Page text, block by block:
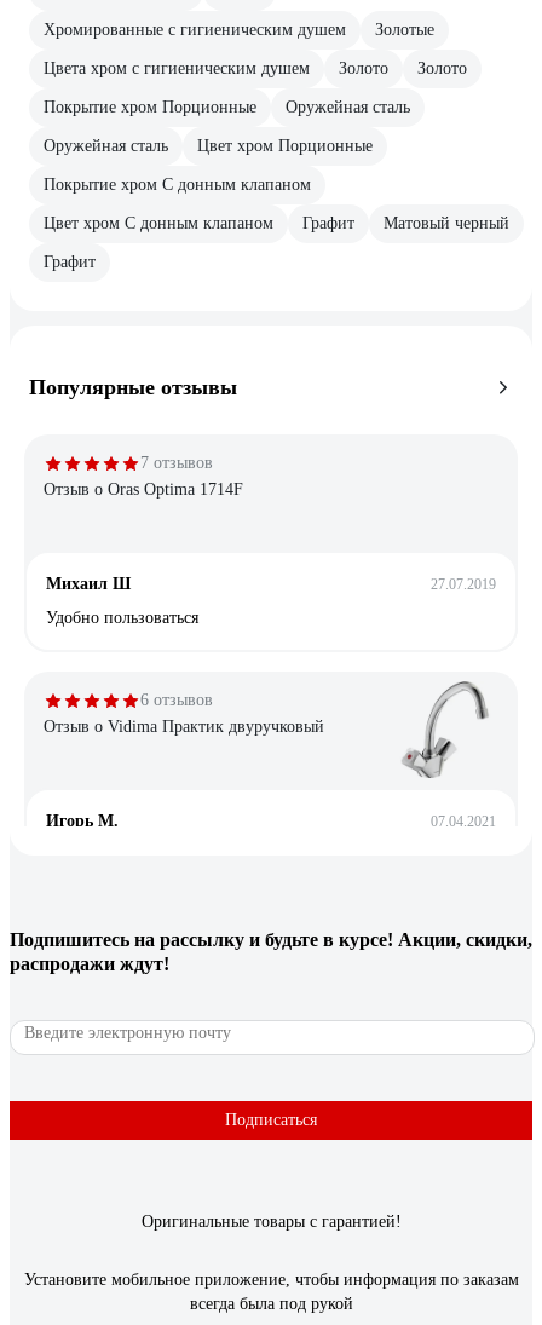
Хромированные с гигиеническим душем Золотые
Цвета хром с гигиеническим душем Золото Золото
Покрытие хром Порционные Оружейная сталь
Оружейная сталь Цвет хром Порционные
Покрытие хром С донным клапаном
Цвет хром С донным клапаном Графит Матовый черный
Графит
Популярные отзывы
7 отзывов
Отзыв о Oras Optima 1714F
Михаил Ш 27.07.2019
Удобно пользоваться
6 отзывов
Отзыв о Vidima Практик двуручковый
Игорь М. 07.04.2021
2 отзыва
Отзыв о RavSlezak Termo
Павел Сивоплясов 14.03.2023
удобно и к этому быстро привыкаешь. Внешне ни рыба ни
мясо, но отвращения не вызывает.
Подпишитесь на рассылку и будьте в курсе! Акции, скидки,
распродажи ждут!
Подписаться
Оригинальные товары с гарантией!
Установите мобильное приложение, чтобы информация по заказам
всегда была под рукой